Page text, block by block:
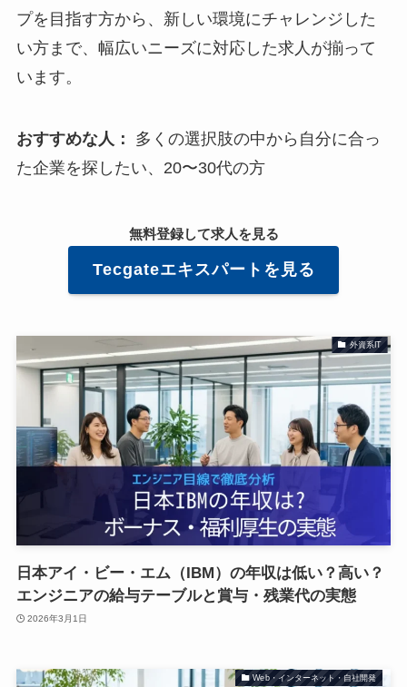
プを目指す方から、新しい環境にチャレンジした
い方まで、幅広いニーズに対応した求人が揃って
います。
おすすめな人：
多くの選択肢の中から自分に合っ
た企業を探したい、20〜30代の方
無料登録して求人を見る
Tecgateエキスパートを見る
外資系IT
日本アイ・ビー・エム（IBM）の年収は低い？高い？
エンジニアの給与テーブルと賞与・残業代の実態
2026年3月1日
Web・インターネット・自社開発